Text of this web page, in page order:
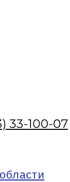
33-100-07